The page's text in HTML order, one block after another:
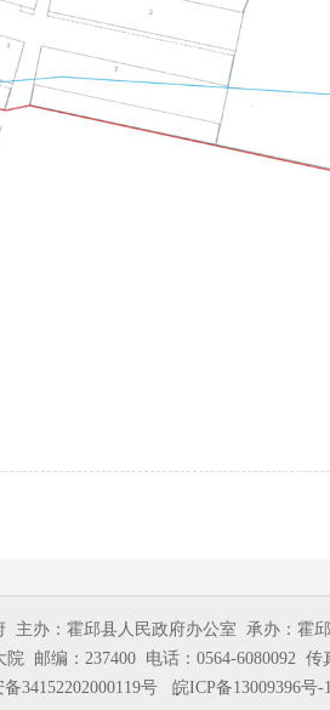
主办：霍邱县人民政府办公室 承办：霍
院 邮编：237400 电话：0564-6080092 传
34152202000119号 皖ICP备13009396号-1